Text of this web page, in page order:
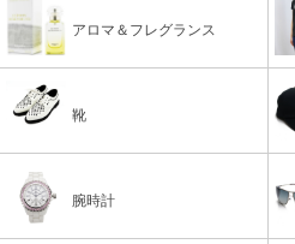
アロマ＆フレグランス
靴
腕時計